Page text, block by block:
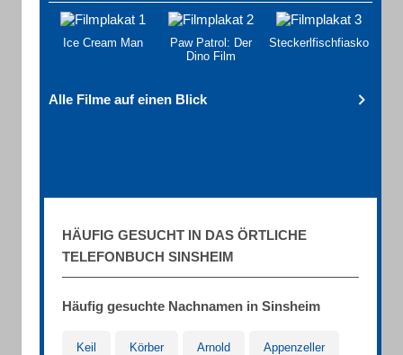
Ice Cream Man
Paw Patrol: Der
Dino Film
Steckerlfischfiasko
Alle Filme auf einen Blick
HÄUFIG GESUCHT IN DAS ÖRTLICHE
TELEFONBUCH SINSHEIM
Häufig gesuchte Nachnamen in Sinsheim
Keil Körber Arnold Appenzeller